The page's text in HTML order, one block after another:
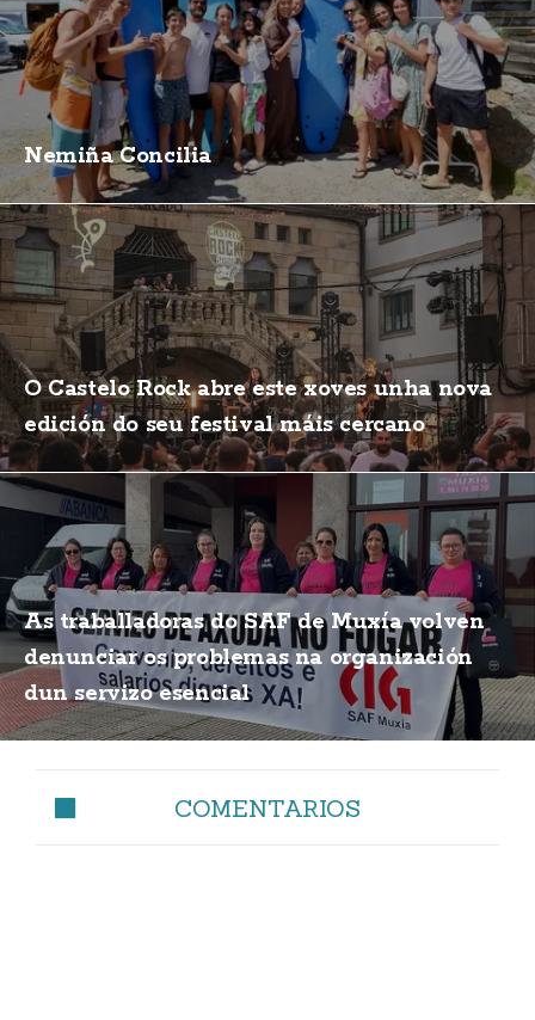
Nemiña Concilia
O Castelo Rock abre este xoves unha nova
edición do seu festival máis cercano
As traballadoras do SAF de Muxía volven
denunciar os problemas na organización
dun servizo esencial
COMENTARIOS